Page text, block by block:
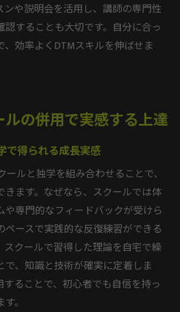
ンや説明会を活用し、講師の専門性
することも大切です。自分に合っ
、効率よくDTMスキルを伸ばせま
の併用で実感する上達
で得られる成長実感
ルと独学を組み合わせることで、
きます。なぜなら、スクールでは体
専門的なフィードバックが受けら
ペースで実践的な反復練習ができる
スクールで習得した理論を自宅で繰
で、知識と技術が確実に定着しま
することで、初心者でも自信を持っ
。